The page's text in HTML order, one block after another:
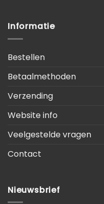
Informatie
Bestellen
Betaalmethoden
Verzending
Website info
Veelgestelde vragen
Contact
Nieuwsbrief